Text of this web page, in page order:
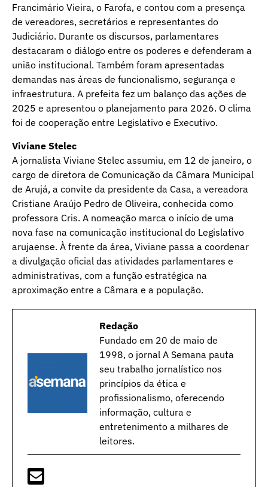
Francimário Vieira, o Farofa, e contou com a presença
de vereadores, secretários e representantes do
Judiciário. Durante os discursos, parlamentares
destacaram o diálogo entre os poderes e defenderam a
união institucional. Também foram apresentadas
demandas nas áreas de funcionalismo, segurança e
infraestrutura. A prefeita fez um balanço das ações de
2025 e apresentou o planejamento para 2026. O clima
foi de cooperação entre Legislativo e Executivo.
Viviane Stelec
A jornalista Viviane Stelec assumiu, em 12 de janeiro, o
cargo de diretora de Comunicação da Câmara Municipal
de Arujá, a convite da presidente da Casa, a vereadora
Cristiane Araújo Pedro de Oliveira, conhecida como
professora Cris. A nomeação marca o início de uma
nova fase na comunicação institucional do Legislativo
arujaense. À frente da área, Viviane passa a coordenar
a divulgação oficial das atividades parlamentares e
administrativas, com a função estratégica na
aproximação entre a Câmara e a população.
Redação
Fundado em 20 de maio de
1998, o jornal A Semana pauta
seu trabalho jornalístico nos
princípios da ética e
profissionalismo, oferecendo
informação, cultura e
entretenimento a milhares de
leitores.